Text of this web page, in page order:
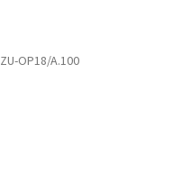
ZU-OP18/A.100